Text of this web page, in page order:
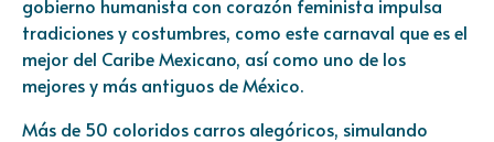
gobierno humanista con corazón feminista impulsa
tradiciones y costumbres, como este carnaval que es el
mejor del Caribe Mexicano, así como uno de los
mejores y más antiguos de México.
Más de 50 coloridos carros alegóricos, simulando